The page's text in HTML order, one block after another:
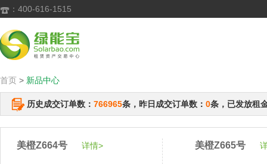
 ：400-616-1515
首页 > 新品中心
历史成交订单数： 766965条，昨日成交订单数： 0条，已发放租
美橙Z664号 详情> 美橙Z665号